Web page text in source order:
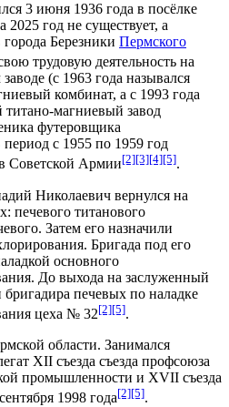
3 июня 1936 года в посёлке
2025 год не существует, а
города Березники Пермского
трудовую деятельность на
(с 1963 года назывался
комбинат, а с 1993 года
титано-магниевый завод
футеровщика
период с 1955 по 1959 год
Советской Армии[2][3][4][5].
Николаевич вернулся на
печевого титанового
Затем его назначили
Бригада под его
основного
До выхода на заслуженный
печевых по наладке
цеха № 32[2][5].
области. Занимался
XII съезда съезда профсоюза
промышленности и XVII съезда
1998 года[2][5].